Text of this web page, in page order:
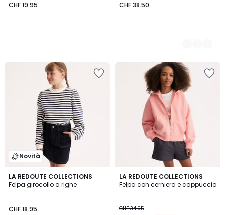
19.95.
CHF 19.95
CHF 38.50
Novità
LA REDOUTE COLLECTIONS
Felpa girocollo a righe
CHF 18.95
LA REDOUTE COLLECTIONS
Felpa con cerniera e cappuccio
CHF 34.95